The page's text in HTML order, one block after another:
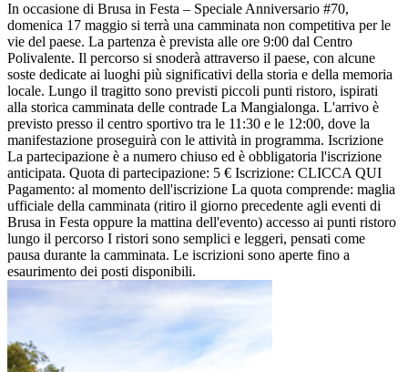
In occasione di Brusa in Festa – Speciale Anniversario #70,
domenica 17 maggio si terrà una camminata non competitiva per le
vie del paese. La partenza è prevista alle ore 9:00 dal Centro
Polivalente. Il percorso si snoderà attraverso il paese, con alcune
soste dedicate ai luoghi più significativi della storia e della memoria
locale. Lungo il tragitto sono previsti piccoli punti ristoro, ispirati
alla storica camminata delle contrade La Mangialonga. L'arrivo è
previsto presso il centro sportivo tra le 11:30 e le 12:00, dove la
manifestazione proseguirà con le attività in programma. Iscrizione
La partecipazione è a numero chiuso ed è obbligatoria l'iscrizione
anticipata. Quota di partecipazione: 5 € Iscrizione: CLICCA QUI
Pagamento: al momento dell'iscrizione La quota comprende: maglia
ufficiale della camminata (ritiro il giorno precedente agli eventi di
Brusa in Festa oppure la mattina dell'evento) accesso ai punti ristoro
lungo il percorso I ristori sono semplici e leggeri, pensati come
pausa durante la camminata. Le iscrizioni sono aperte fino a
esaurimento dei posti disponibili.